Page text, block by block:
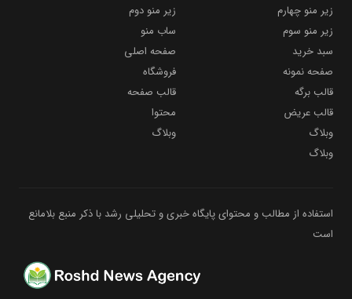
زیر منو چهارم
زیر منو دوم
زیر منو سوم
ساب منو
سبد خرید
صفحه اصلی
صفحه نمونه
فروشگاه
قالب برگه
قالب صفحه
قالب عریض
محتوا
وبلاگ
وبلاگ
وبلاگ
استفاده از مطالب و محتوای پایگاه خبری و تحلیلی رشد با ذکر منبع بلامانع
است